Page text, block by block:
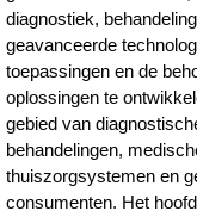
diagnostiek,
geavanceerde
toepassingen en de
oplossingen te
gebied van
behandelingen,
thuiszorgsystemen en
consumenten. Het